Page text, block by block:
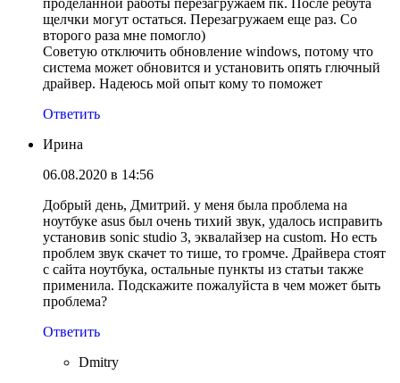
щелчки могут остаться. Перезагружаем еще раз. Со
второго раза мне помогло)
Советую отключить обновление windows, потому что
система может обновится и установить опять глючный
драйвер. Надеюсь мой опыт кому то поможет
Ответить
Ирина
06.08.2020 в 14:56
Добрый день, Дмитрий. у меня была проблема на
ноутбуке asus был очень тихий звук, удалось исправить
установив sonic studio 3, эквалайзер на custom. Но есть
проблем звук скачет то тише, то громче. Драйвера стоят
с сайта ноутбука, остальные пункты из статьи также
применила. Подскажите пожалуйста в чем может быть
проблема?
Ответить
Dmitry